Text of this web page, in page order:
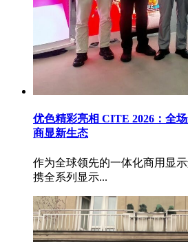
优色精彩亮相 CITE 2026：全
商显新生态
作为全球领先的一体化商用显
携全系列显示...